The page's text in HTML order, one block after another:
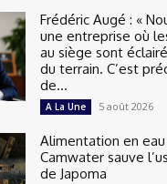
Frédéric Augé : «
une entreprise où
au siège sont
du terrain. C’est
de...
A La Une 5 août 2026
Alimentation en
Camwater sauve
de Japoma